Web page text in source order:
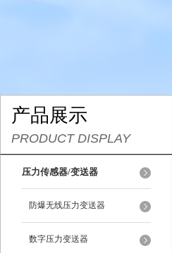
产品展示
PRODUCT DISPLAY
压力传感器/变送器
防爆无线压力变送器
数字压力变送器